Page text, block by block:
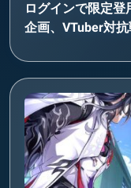
ログインで限定
企画、VTuber対